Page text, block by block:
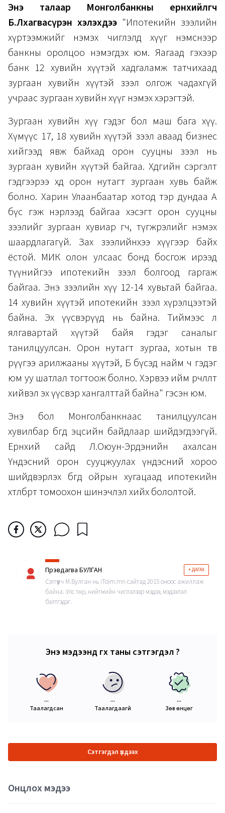
Энэ талаар Монголбанкны ерөнхийлөгч
Б.Лхагвасүрэн хэлэхдээ "Ипотекийн зээлийн
хүртээмжийг нэмэх чиглэлд хүүг нэмснээр
банкны оролцоо нэмэгдэх юм. Яагаад гэхээр
банк 12 хувийн хүүтэй хадгаламж татчихаад
зургаан хувийн хүүтэй зээл олгож чадахгүй
учраас зургаан хувийн хүүг нэмэх хэрэгтэй.
Зургаан хувийн хүү гэдэг бол маш бага хүү.
Хүмүүс 17, 18 хувийн хүүтэй зээл аваад бизнес
хийгээд явж байхад орон сууцны зээл нь
зургаан хувийн хүүтэй байгаа. Хөдөөгийн сэргэлт
гэдгээрээ хөдөө орон нутагт зургаан хувь байж
болно. Харин Улаанбаатар хотод тэр дундаа А
бүс гэж нэрлээд байгаа хэсэгт орон сууцны
зээлийг зургаан хувиар өгч, түгжрэлийг нэмэх
шаардлагагүй. Зах зээлийнхээ хүүгээр байх
ёстой. МИК олон улсаас бонд босгож ирээд
түүнийгээ ипотекийн зээл болгоод гаргаж
байгаа. Энэ зээлийн хүү 12-14 хувьтай байгаа.
14 хувийн хүүтэй ипотекийн зээл хүрэлцээтэй
байна. Эх үүсвэрүүд нь байна. Тиймээс л
ялгавартай хүүтэй байя гэдэг саналыг
танилцуулсан. Орон нутагт зургаа, хотын төв
рүүгээ арилжааны хүүтэй, Б бүсэд найм ч гэдэг
юм уу шатлал тогтоож болно. Хэрвээ ийм өөрчлөлт
хийвэл эх үүсвэр хангалттай байна" гэсэн юм.
Энэ бол Монголбанкнаас танилцуулсан
хувилбар бөгөөд эцсийн байдлаар шийдэгдээгүй.
Ерөнхий сайд Л.Оюун-Эрдэнийн ахалсан
Үндэсний орон сууцжуулах үндэсний хороо
шийдвэрлэх бөгөөд ойрын хугацаад ипотекийн
хөтөлбөрт томоохон шинэчлэл хийх бололтой.
Пүрэвдагва БУЛГАН + ДАГАХ
Сэтгүүлч М.Булган нь iToim.mn сайтад 2015 оноос ажиллаж
байна. Улс төр, нийгмийн чиглэлээр мэдээ, мэдээлэл
бэлтгэдэг.
Энэ мэдээнд өгөх таны сэтгэгдэл ?
...
Таалагдсан
...
Таалагдаагүй
...
Зөв өнцөг
Сэтгэгдэл үлдээх
Онцлох мэдээ